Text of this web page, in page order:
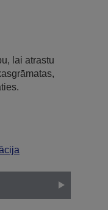
lai atrastu